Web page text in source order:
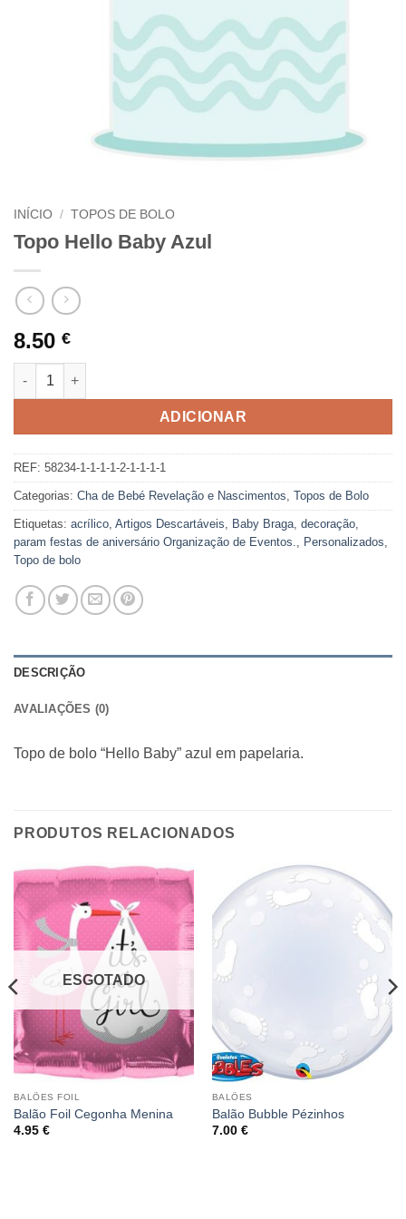
INÍCIO / TOPOS DE BOLO
Topo Hello Baby Azul
8.50 €
Quantidade de Topo Hello Baby Azul
ADICIONAR
REF: 58234-1-1-1-1-2-1-1-1-1
Categorias: Cha de Bebé Revelação e Nascimentos Topos de Bolo
Etiquetas: acrílico Artigos Descartáveis Baby Braga decoração
param festas de aniversário Organização de Eventos.
Personalizados
Topo de bolo
DESCRIÇÃO
AVALIAÇÕES (0)
Topo de bolo “Hello Baby” azul em papelaria.
PRODUTOS RELACIONADOS
ESGOTADO
BALÕES FOIL
Balão Foil Cegonha Menina
4.95 €
BALÕES
Balão Bubble Pézinhos
7.00 €